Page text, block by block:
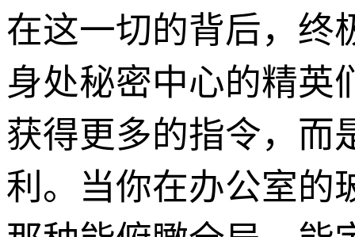
在这一切的背后，终
身处秘密中心的精英
获得更多的指令，而
利。当你在办公室的